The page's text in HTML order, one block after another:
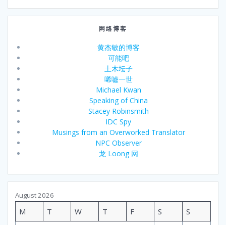
网络博客
黄杰敏的博客
可能吧
土木坛子
唏嘘一世
Michael Kwan
Speaking of China
Stacey Robinsmith
IDC Spy
Musings from an Overworked Translator
NPC Observer
龙 Loong 网
August 2026
M T W T F S
S